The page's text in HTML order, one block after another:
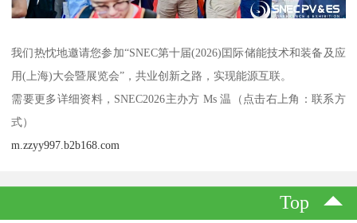
我们热忱地邀请您参加“SNEC第十届(2026)囯际储能技术和装备及应
用(上海)大会暨展览会”，共业创新之路，实现能源互联。
需要更多详细资料，SNEC2026主办方 Ms 温（点击右上角：联系方
式）
m.zzyy997.b2b168.com
Top